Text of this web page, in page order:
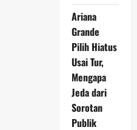
Ariana
Grande
Pilih Hiatus
Usai Tur,
Mengapa
Jeda dari
Sorotan
Publik